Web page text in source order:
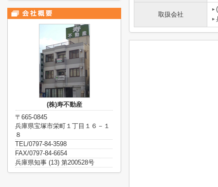
取扱会社
(株)寿不動産
〒665-0845
兵庫県宝塚市栄町１丁目１６－１
８
TEL/0797-84-3598
FAX/0797-84-6654
兵庫県知事 (13) 第200528号